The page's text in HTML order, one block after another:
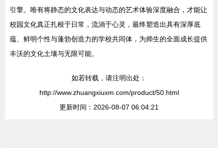
引擎。唯有将静态的文化表达与动态的艺术体验深度融合，才能让
校园文化真正扎根于日常，流淌于心灵，最终塑造出具有深厚底
蕴、鲜明个性与蓬勃创造力的学校共同体，为师生的全面成长提供
丰沃的文化土壤与无限可能。
如若转载，请注明出处：
http://www.zhuangxiuxm.com/product/50.html
更新时间：2026-08-07 06:04:21